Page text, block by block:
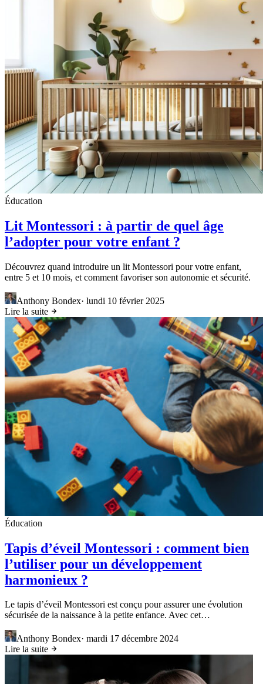
Éducation
Lit Montessori : à partir de quel âge
l’adopter pour votre enfant ?
Découvrez quand introduire un lit Montessori pour votre enfant,
entre 5 et 10 mois, et comment favoriser son autonomie et sécurité.
Anthony Bondex· lundi 10 février 2025
Lire la suite
Éducation
Tapis d’éveil Montessori : comment bien
l’utiliser pour un développement
harmonieux ?
Le tapis d’éveil Montessori est conçu pour assurer une évolution
sécurisée de la naissance à la petite enfance. Avec cet…
Anthony Bondex· mardi 17 décembre 2024
Lire la suite